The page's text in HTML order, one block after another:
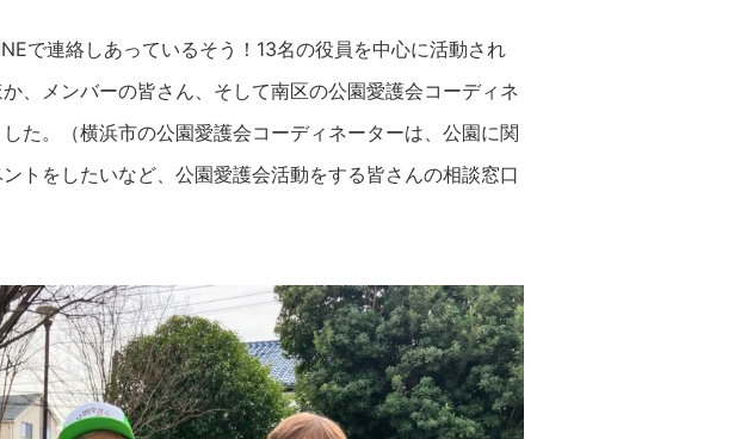
で連絡しあっているそう！13名の役員を中心に活動され
、メンバーの皆さん、そして南区の公園愛護会コーディネ
た。（横浜市の公園愛護会コーディネーターは、公園に関
トをしたいなど、公園愛護会活動をする皆さんの相談窓口